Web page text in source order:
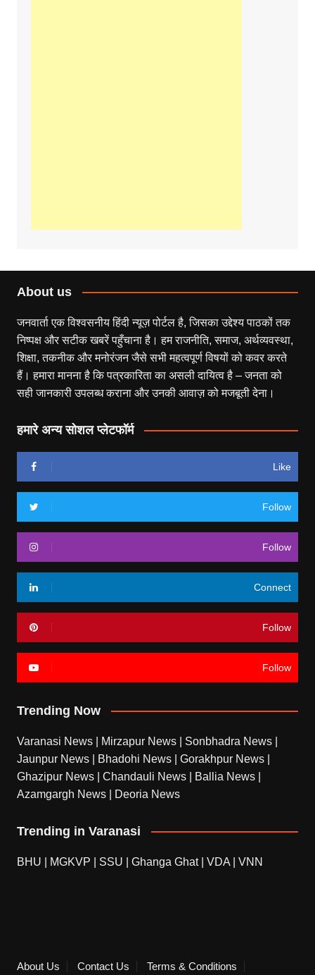
About us
जनवार्ता एक विश्वसनीय हिंदी न्यूज़ पोर्टल है, जिसका उद्देश्य पाठकों तक
निष्पक्ष और सटीक खबरें पहुँचाना है। हम राजनीति, समाज, अर्थव्यवस्था,
शिक्षा, तकनीक और मनोरंजन जैसे सभी महत्वपूर्ण विषयों को कवर करते
हैं। हमारा मानना है कि पत्रकारिता का असली दायित्व है – जनता को
सही जानकारी उपलब्ध कराना और उनकी आवाज़ को मजबूती देना।
हमारे अन्य सोशल प्लेटफॉर्म
Like
Follow
Follow
Connect
Follow
Follow
Trending Now
Varanasi News Mirzapur News Sonbhadra News
Jaunpur News
Bhadohi News Gorakhpur News
Ghazipur News
Chandauli News Ballia News
Azamgargh News
Deoria News
Trending in Varanasi
BHU MGKVP SSU Ghanga Ghat| VDA VNN
About Us Contact Us Terms & Conditions